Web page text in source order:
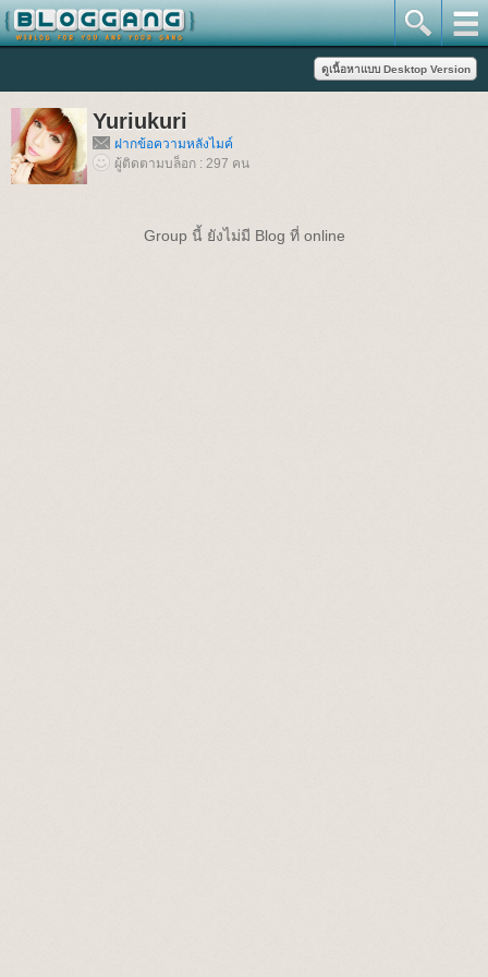
Yuriukuri
ฝากข้อความหลังไมค์
ผู้ติดตามบล็อก : 297 คน
Group นี้ ยังไม่มี Blog ที่ online